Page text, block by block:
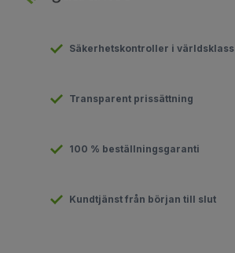
Säkerhetskontroller i världsklass
Transparent prissättning
100 % beställningsgaranti
Kundtjänst från början till slut